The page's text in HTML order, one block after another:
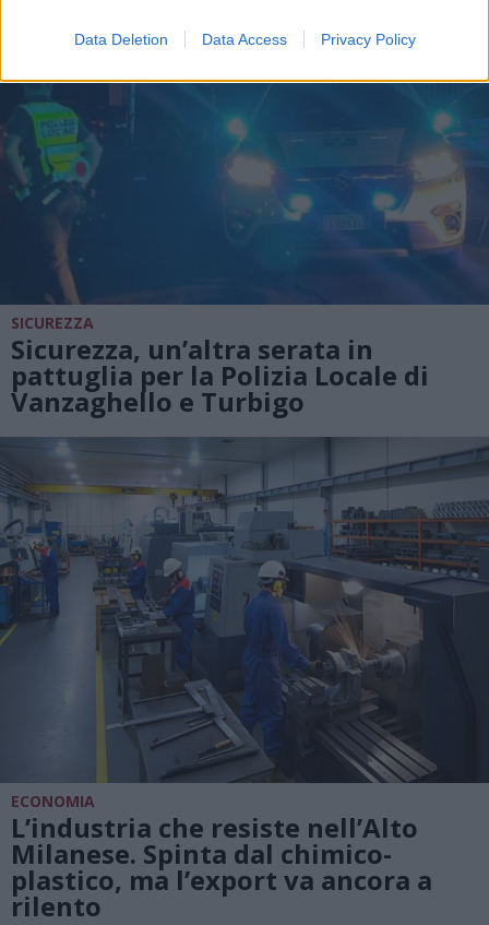
Data Deletion Data Access Privacy Policy
SICUREZZA
Sicurezza, un’altra serata in
pattuglia per la Polizia Locale di
Vanzaghello e Turbigo
ECONOMIA
L’industria che resiste nell’Alto
Milanese. Spinta dal chimico-
plastico, ma l’export va ancora a
rilento